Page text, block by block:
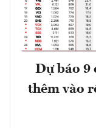
Dự báo 9
thêm vào